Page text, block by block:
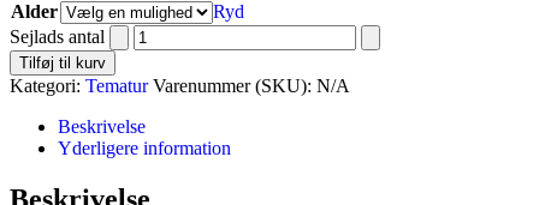
Alder
Ryd
Sejlads antal
Tilføj til kurv
Kategori: Tematur Varenummer (SKU): N/A
Beskrivelse
Yderligere information